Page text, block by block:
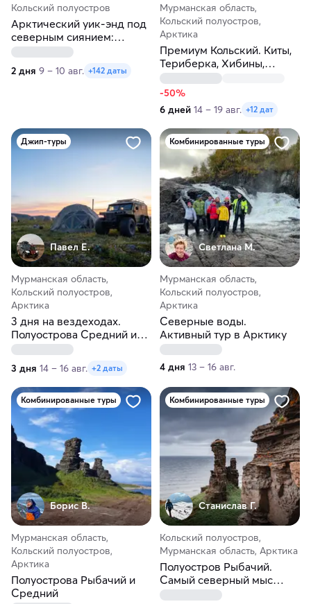
Кольский полуостров
Арктический уик-энд под
северным сиянием:
Териберка, олени и хаски
2 дня 9 – 10 авг. +142 даты
Мурманская область,
Кольский полуостров,
Арктика
Премиум Кольский. Киты,
Териберка, Хибины,
Сейдозеро, джипы,
квадроциклы
-50%
6 дней 14 – 19 авг. +12 дат
Джип-туры
Павел Е.
Мурманская область,
Кольский полуостров,
Арктика
3 дня на вездеходах.
Полуострова Средний и
Рыбачий
3 дня 14 – 16 авг. +2 даты
Комбинированные туры
Светлана М.
Мурманская область,
Кольский полуостров,
Арктика
Северные воды.
Активный тур в Арктику
4 дня 13 – 16 авг.
Комбинированные туры
Борис В.
Мурманская область,
Кольский полуостров,
Арктика
Полуострова Рыбачий и
Средний
Комбинированные туры
Станислав Г.
Кольский полуостров,
Мурманская область, Арктика
Полуостров Рыбачий.
Самый северный мыс
России